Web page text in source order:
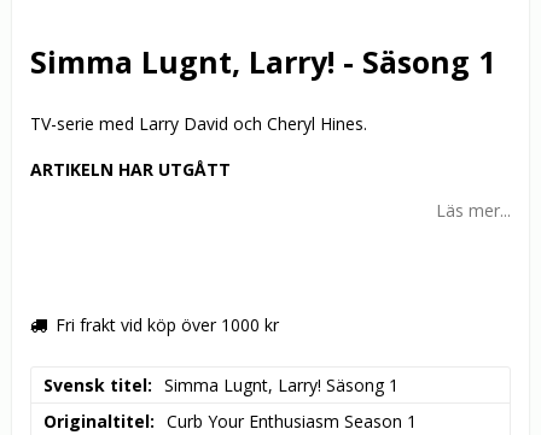
Simma Lugnt, Larry! - Säsong 1
TV-serie med Larry David och Cheryl Hines.
ARTIKELN HAR UTGÅTT
Läs mer...
Fri frakt vid köp över 1000 kr
Svensk titel
Simma Lugnt, Larry! Säsong 1
Originaltitel
Curb Your Enthusiasm Season 1